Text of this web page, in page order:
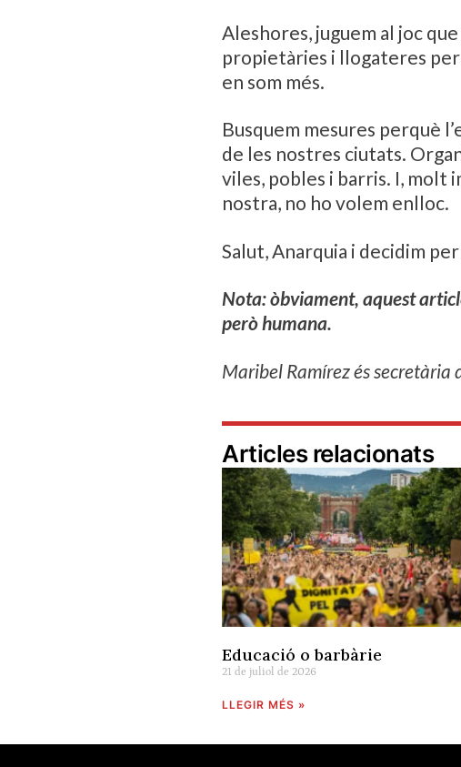
Aleshores, juguem al joc
propietàries i llogateres
en som més.
Busquem mesures perquè
de les nostres ciutats.
viles, pobles i barris. I, molt
nostra, no ho volem enlloc.
Salut, Anarquia i decidim
Nota: òbviament, aquest
però humana.
Maribel Ramírez és secretària
Articles relacionats
Educació o barbàrie
21 de juliol de 2026
LLEGIR MÉS »